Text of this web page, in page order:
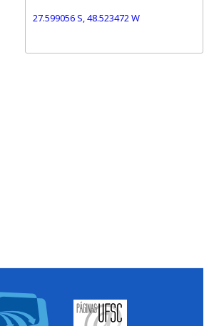
27.599056 S, 48.523472 W